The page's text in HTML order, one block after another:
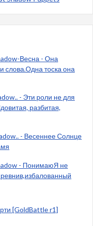
Весна - Она
слова.Одна тоска она
- Эти роли не для
разбитая,
- Весеннее Солнце
- ПонимаюЯ не
[GoldBattle r1]